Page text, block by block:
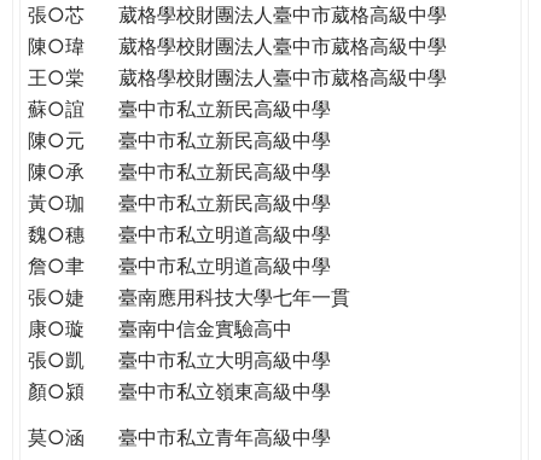
張○芯
葳格學校財團法人臺中市葳格高級中學
陳○瑋
葳格學校財團法人臺中市葳格高級中學
王○棠
葳格學校財團法人臺中市葳格高級中學
蘇○誼
臺中市私立新民高級中學
陳○元
臺中市私立新民高級中學
陳○承
臺中市私立新民高級中學
黃○珈
臺中市私立新民高級中學
魏○穗
臺中市私立明道高級中學
詹○聿
臺中市私立明道高級中學
張○婕
臺南應用科技大學七年一貫
康○璇
臺南中信金實驗高中
張○凱
臺中市私立大明高級中學
顏○潁
臺中市私立嶺東高級中學
莫○涵
臺中市私立青年高級中學